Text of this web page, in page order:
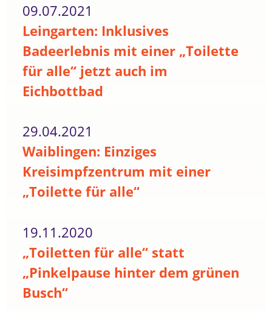
09.07.2021
Leingarten: Inklusives
Badeerlebnis mit einer „Toilette
für alle“ jetzt auch im
Eichbottbad
29.04.2021
Waiblingen: Einziges
Kreisimpfzentrum mit einer
„Toilette für alle“
19.11.2020
„Toiletten für alle“ statt
„Pinkelpause hinter dem grünen
Busch“